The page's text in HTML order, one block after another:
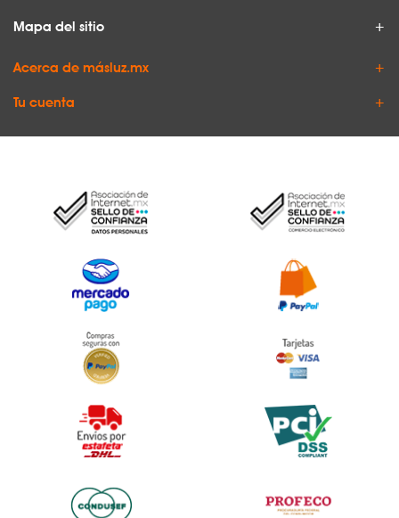
Mapa del sitio
Acerca de másluz.mx
Tu cuenta